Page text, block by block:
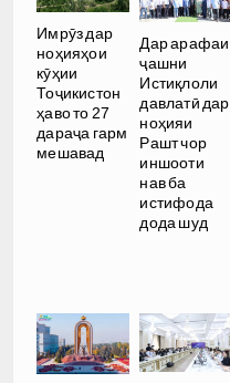
Имрӯз дар
ноҳияҳои
кӯҳии
Тоҷикистон
ҳаво то 27
дараҷа гарм
мешавад
Дар арафаи
ҷашни
Истиқлоли
давлатӣ дар
ноҳияи
Рашт чор
иншооти
нав ба
истифода
дода шуд